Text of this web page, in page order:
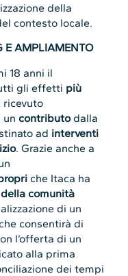
della
contesto locale.
E AMPLIAMENTO
18 anni il
gli effetti più
ricevuto
uncontributodalla
ad interventi
. Grazie anche a
che Itaca ha
comunità
di un
consentirà di
l’offerta di un
alla prima
dei tempi